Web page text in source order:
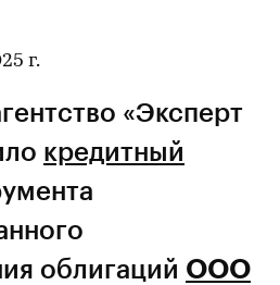
г.
«Эксперт
кредитный
облигаций ООО